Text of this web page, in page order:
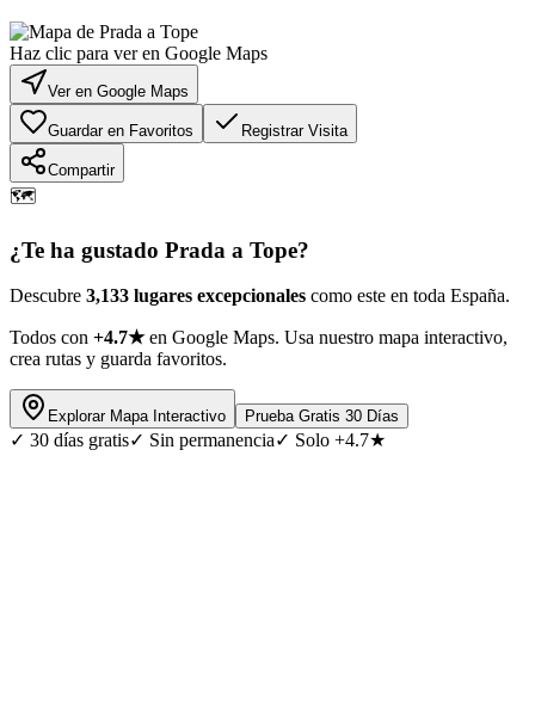
Haz clic para ver en Google Maps
Ver en Google Maps
Guardar en Favoritos Registrar Visita
Compartir
🗺️
¿Te ha gustado Prada a Tope?
Descubre 3,133 lugares excepcionales como este en toda España.
Todos con +4.7★en Google Maps. Usa nuestro mapa interactivo,
crea rutas y guarda favoritos.
Explorar Mapa Interactivo Prueba Gratis 30 Días
✓ 30 días gratis✓ Sin permanencia✓ Solo +4.7★